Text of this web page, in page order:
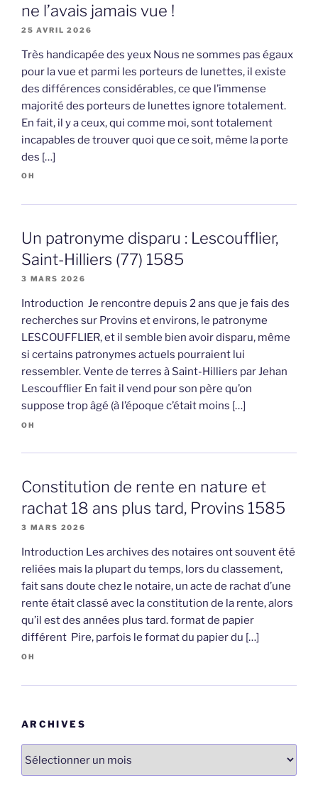
ne l’avais jamais vue !
25 AVRIL 2026
Très handicapée des yeux Nous ne sommes pas égaux
pour la vue et parmi les porteurs de lunettes, il existe
des différences considérables, ce que l’immense
majorité des porteurs de lunettes ignore totalement.
En fait, il y a ceux, qui comme moi, sont totalement
incapables de trouver quoi que ce soit, même la porte
des […]
OH
Un patronyme disparu : Lescoufflier,
Saint-Hilliers (77) 1585
3 MARS 2026
Introduction Je rencontre depuis 2 ans que je fais des
recherches sur Provins et environs, le patronyme
LESCOUFFLIER, et il semble bien avoir disparu, même
si certains patronymes actuels pourraient lui
ressembler. Vente de terres à Saint-Hilliers par Jehan
Lescoufflier En fait il vend pour son père qu’on
suppose trop âgé (à l’époque c’était moins […]
OH
Constitution de rente en nature et
rachat 18 ans plus tard, Provins 1585
3 MARS 2026
Introduction Les archives des notaires ont souvent été
reliées mais la plupart du temps, lors du classement,
fait sans doute chez le notaire, un acte de rachat d’une
rente était classé avec la constitution de la rente, alors
qu’il est des années plus tard. format de papier
différent Pire, parfois le format du papier du […]
OH
ARCHIVES